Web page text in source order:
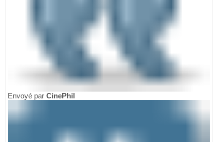
Envoyé par CinePhil